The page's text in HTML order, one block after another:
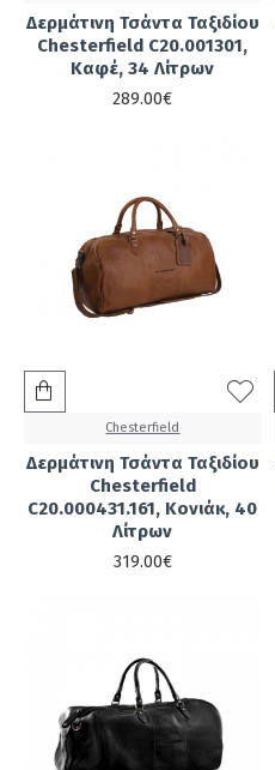
Δερμάτινη Τσάντα Ταξιδίου
Chesterfield C20.001301,
Καφέ, 34 Λίτρων
289.00€
Chesterfield
Δερμάτινη Τσάντα Ταξιδίου
Chesterfield
C20.000431.161, Κονιάκ, 40
Λίτρων
319.00€